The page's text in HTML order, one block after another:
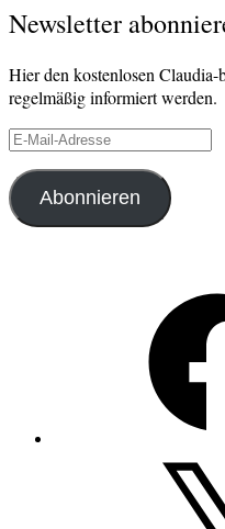
Verschlagwortet
Frauenwahlrecht
Newsletter
Hier den kostenlosen
regelmäßig informiert werden.
E-
Adresse
Abonnieren